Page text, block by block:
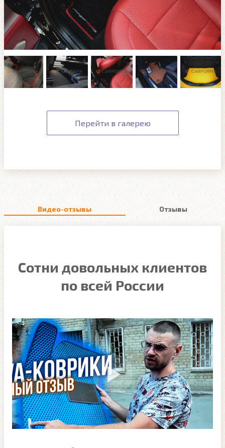
Перейти в галерею
Видео-отзывы Отзывы
Сотни довольных клиентов
по всей России